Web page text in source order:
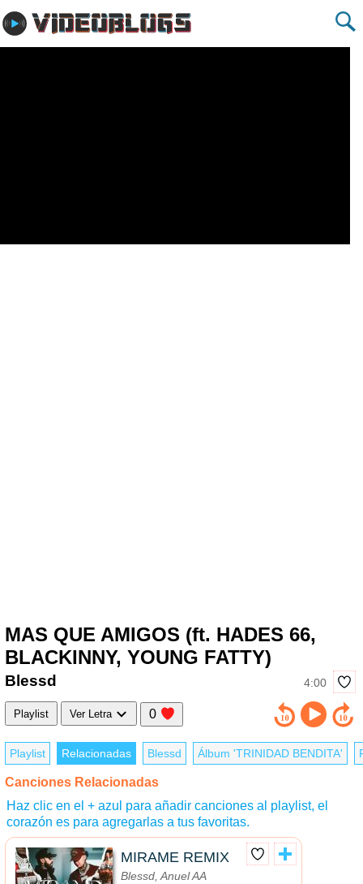
MAS QUE AMIGOS (ft. HADES 66,
BLACKINNY, YOUNG FATTY)
4:00
Blessd
Playlist Ver Letra 0
Playlist Relacionadas Blessd Álbum 'TRINIDAD BENDITA'
Canciones Relacionadas
Haz clic en el + azul para añadir canciones al playlist, el
corazón es para agregarlas a tus favoritas.
MIRAME REMIX
Blessd, Anuel AA